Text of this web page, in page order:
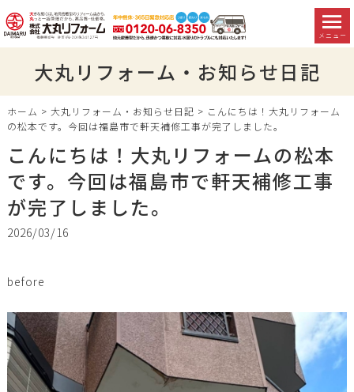
メニュー
大丸リフォーム・お知らせ日記
ホーム > 大丸リフォーム・お知らせ日記 > こんにちは！大丸リフォーム
の松本です。今回は福島市で軒天補修工事が完了しました。
こんにちは！大丸リフォームの松本
です。今回は福島市で軒天補修工事
が完了しました。
2026/03/16
before